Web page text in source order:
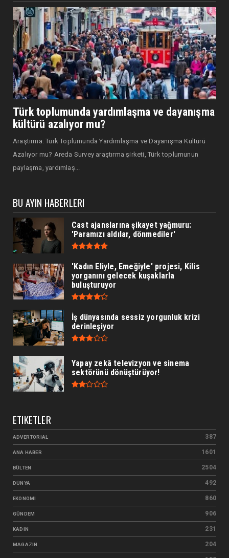
Türk toplumunda yardımlaşma ve dayanışma
kültürü azalıyor mu?
Araştırma: Türk Toplumunda Yardımlaşma ve Dayanışma Kültürü
Azalıyor mu? Areda Survey araştırma şirketi, Türk toplumunun
paylaşma, yardımlaş...
BU AYIN HABERLERI
Cast ajanslarına şikayet yağmuru:
'Paramızı aldılar, dönmediler'
'Kadın Eliyle, Emeğiyle' projesi, Kilis
yorganını gelecek kuşaklarla
buluşturuyor
İş dünyasında sessiz yorgunluk krizi
derinleşiyor
Yapay zekâ televizyon ve sinema
sektörünü dönüştürüyor!
ETIKETLER
ADVERTORIAL 387
ANA HABER 1601
BÜLTEN 2504
DÜNYA 492
EKONOMI 860
GÜNDEM 906
KADIN 231
MAGAZIN 204